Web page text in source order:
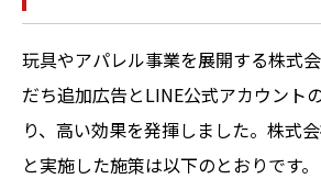
玩具やアパレル事業を展開する株式
だち追加広告とLINE公式アカウント
り、高い効果を発揮しました。株式
と実施した施策は以下のとおりです。